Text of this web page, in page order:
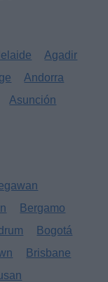
Agadir
Andorra
Asunción
Bergamo
Bogotá
Brisbane